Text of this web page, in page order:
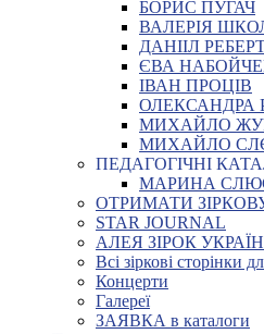
БОРИС ПУГАЧ
ВАЛЕРІЯ
ДАНІІЛ
ЄВА
ІВАН ПРОЦІВ
ОЛЕКСАНДРА
МИХАЙЛО
МИХАЙЛО
ПЕДАГОГІЧНІ
МАРИНА
ОТРИМАТИ
STAR JOURNAL
АЛЕЯ ЗІРОК
Всі зіркові сторінки
Концерти
Галереї
ЗАЯВКА в каталоги